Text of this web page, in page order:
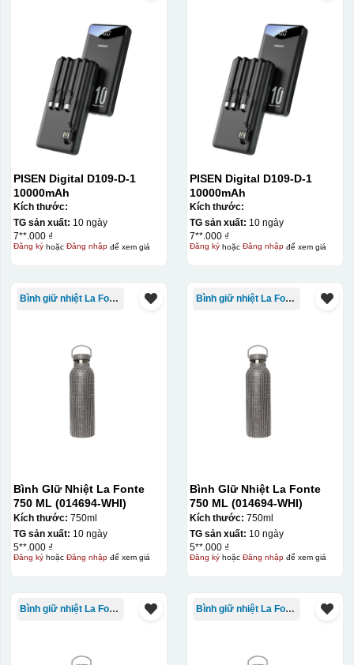
Chén sau khi được dán xong (chưa nung)
PISEN Digital D109-D-1
10000mAh
Kích thước:
TG sản xuất: 10 ngày
7**.000 ₫
Đăng kýhoặc Đăng nhậpđể xem giá
PISEN Digital D109-D-1
10000mAh
Kích thước:
TG sản xuất: 10 ngày
7**.000 ₫
Đăng kýhoặc Đăng nhậpđể xem giá
Bình giữ nhiệt La Fonte
Bình GIữ Nhiệt La Fonte
750 ML (014694-WHI)
Kích thước: 750ml
TG sản xuất: 10 ngày
5**.000 ₫
Đăng kýhoặc Đăng nhậpđể xem giá
Bình giữ nhiệt La Fonte
Bình GIữ Nhiệt La Fonte
750 ML (014694-WHI)
Kích thước: 750ml
TG sản xuất: 10 ngày
5**.000 ₫
Đăng kýhoặc Đăng nhậpđể xem giá
Bình giữ nhiệt La Fonte Bình giữ nhiệt La Fonte